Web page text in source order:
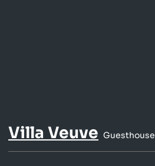
Villa Veuve Guesthouse